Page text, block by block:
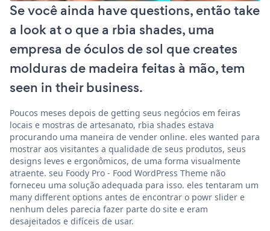
Se você ainda have questions, então take
a look at o que a rbia shades, uma
empresa de óculos de sol que creates
molduras de madeira feitas à mão, tem
seen in their business.
Poucos meses depois de getting seus negócios em feiras
locais e mostras de artesanato, rbia shades estava
procurando uma maneira de vender online. eles wanted para
mostrar aos visitantes a qualidade de seus produtos, seus
designs leves e ergonômicos, de uma forma visualmente
atraente. seu Foody Pro - Food WordPress Theme não
forneceu uma solução adequada para isso. eles tentaram um
many different options antes de encontrar o powr slider e
nenhum deles parecia fazer parte do site e eram
desajeitados e difíceis de usar.